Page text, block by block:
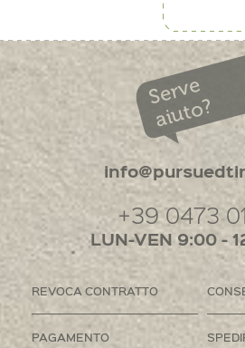
Serve
aiuto?
+39 0473
LUN-VEN 9:00 -
REVOCA CONTRATTO
PAGAMENTO